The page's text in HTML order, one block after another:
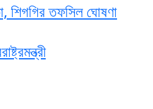
শিগগির তফসিল ঘোষণা